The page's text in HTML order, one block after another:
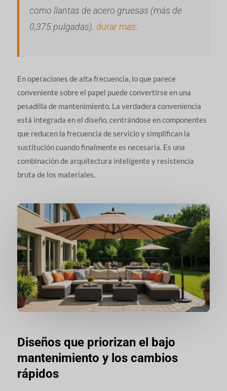
como llantas de acero gruesas (más de
0,375 pulgadas). durar más.
En operaciones de alta frecuencia, lo que parece
conveniente sobre el papel puede convertirse en una
pesadilla de mantenimiento. La verdadera conveniencia
está integrada en el diseño, centrándose en componentes
que reducen la frecuencia de servicio y simplifican la
sustitución cuando finalmente es necesaria. Es una
combinación de arquitectura inteligente y resistencia
bruta de los materiales.
Diseños que priorizan el bajo
mantenimiento y los cambios
rápidos